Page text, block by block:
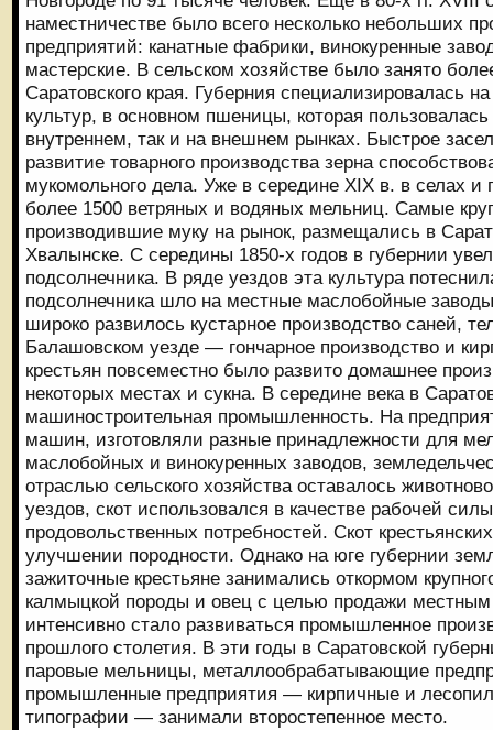
наместничестве было всего несколько небольших
предприятий: канатные фабрики, винокуренные
мастерские. В сельском хозяйстве было занято
Саратовского края. Губерния специализировалась
культур, в основном пшеницы, которая
внутреннем, так и на внешнем рынках. Быстрое
развитие товарного производства зерна
мукомольного дела. Уже в середине XIX в. в селах и
более 1500 ветряных и водяных мельниц. Самые
производившие муку на рынок, размещались в
Хвалынске. С середины 1850-х годов в губернии
подсолнечника. В ряде уездов эта культура
подсолнечника шло на местные маслобойные
широко развилось кустарное производство саней,
Балашовском уезде — гончарное производство и
крестьян повсеместно было развито домашнее
некоторых местах и сукна. В середине века в
машиностроительная промышленность. На
машин, изготовляли разные принадлежности для
маслобойных и винокуренных заводов,
отраслью сельского хозяйства оставалось
уездов, скот использовался в качестве рабочей
продовольственных потребностей. Скот
улучшении породности. Однако на юге губернии
зажиточные крестьяне занимались откормом
калмыцкой породы и овец с целью продажи
интенсивно стало развиваться промышленное
прошлого столетия. В эти годы в Саратовской
паровые мельницы, металлообрабатывающие
промышленные предприятия — кирпичные и
типографии — занимали второстепенное место.